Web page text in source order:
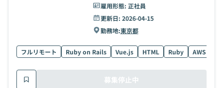
雇用形態: 正社員
更新日: 2026-04-15
勤務地:東京都
フルリモート Ruby on Rails Vue.js HTML Ruby AWS
募集停止中